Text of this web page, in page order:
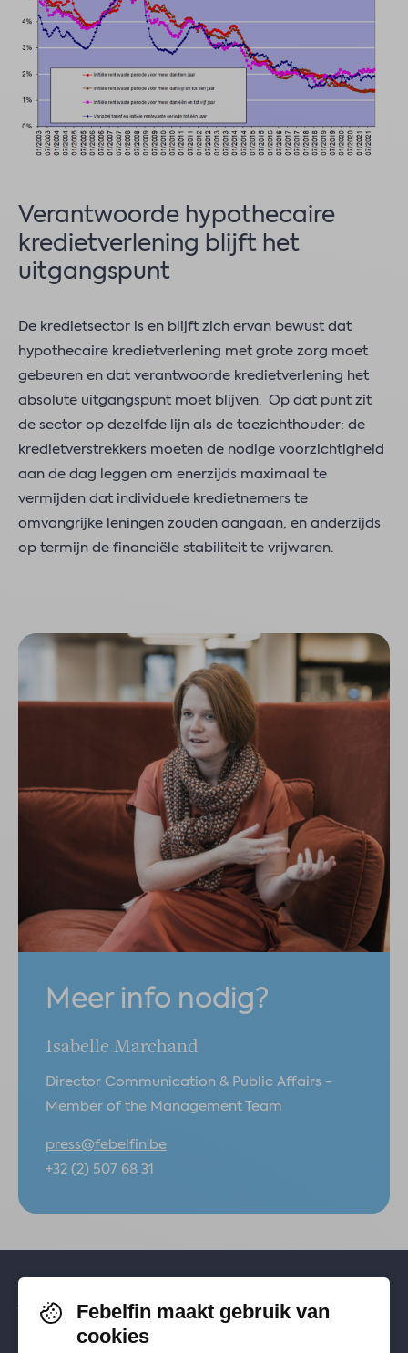
Verantwoorde hypothecaire
kredietverlening blijft het
uitgangspunt
De kredietsector is en blijft zich ervan bewust dat
hypothecaire kredietverlening met grote zorg moet
gebeuren en dat verantwoorde kredietverlening het
absolute uitgangspunt moet blijven. Op dat punt zit
de sector op dezelfde lijn als de toezichthouder: de
kredietverstrekkers moeten de nodige voorzichtigheid
aan de dag leggen om enerzijds maximaal te
vermijden dat individuele kredietnemers te
omvangrijke leningen zouden aangaan, en anderzijds
op termijn de financiële stabiliteit te vrijwaren.
Meer info nodig?
Isabelle Marchand
Director Communication & Public Affairs -
Member of the Management Team
press@febelfin.be
+32 (2) 507 68 31
Volg je ons al? Blijf op de hoogte via
Febelfin maakt gebruik van
cookies